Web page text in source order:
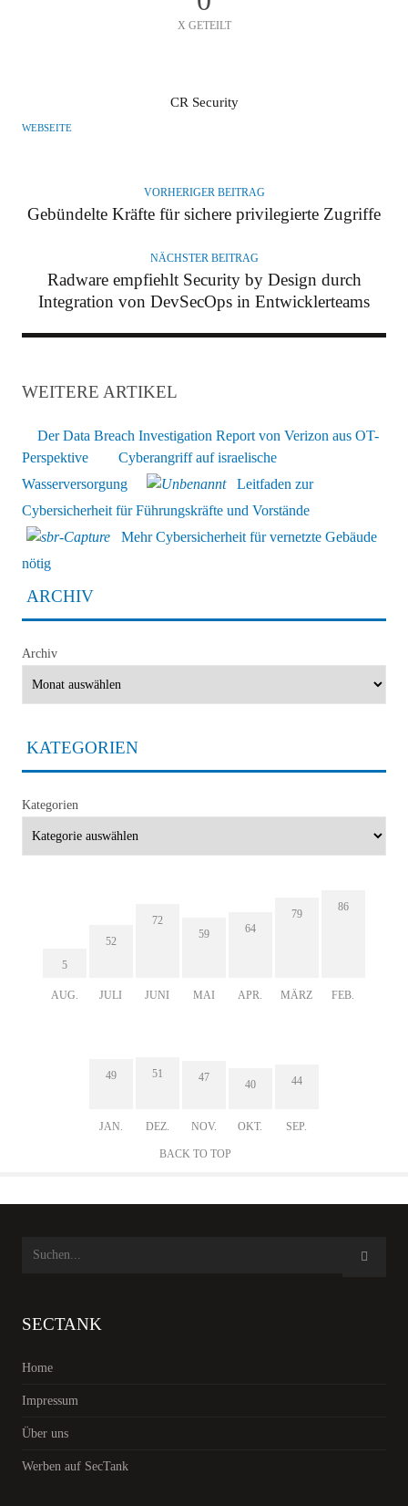
X GETEILT
U
CR Security
WEBSEITE
VORHERIGER BEITRAG
Gebündelte Kräfte für sichere privilegierte Zugriffe
NÄCHSTER BEITRAG
Radware empfiehlt Security by Design durch
Integration von DevSecOps in Entwicklerteams
WEITERE ARTIKEL
Der Data Breach Investigation Report von Verizon aus OT-
Perspektive
Cyberangriff auf israelische
Wasserversorgung
Leitfaden zur
Cybersicherheit für Führungskräfte und Vorstände
Mehr Cybersicherheit für vernetzte Gebäude
nötig
ARCHIV
Archiv
KATEGORIEN
Kategorien
5
AUG.
52
JULI
72
JUNI
59
MAI
64
APR.
79
MÄRZ
86
FEB.
49
JAN.
51
DEZ.
47
NOV.
40
OKT.
44
SEP.
BACK TO TOP
SECTANK
Home
Impressum
Über uns
Werben auf SecTank